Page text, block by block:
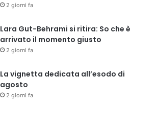
2 giorni fa
Lara Gut-Behrami si ritira: So che è
arrivato il momento giusto
2 giorni fa
La vignetta dedicata all’esodo di
agosto
2 giorni fa